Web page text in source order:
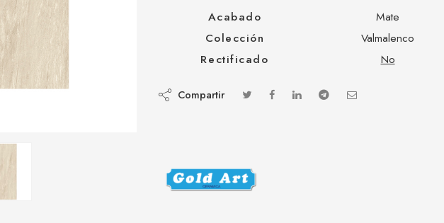
Acabado
Mate
Colección
Valmalenco
Rectificado
No
Compartir